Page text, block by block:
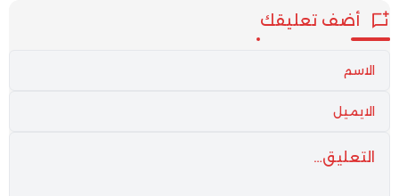
أضف تعليقك